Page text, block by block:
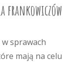
frankowiczów
sprawach
mają na celu